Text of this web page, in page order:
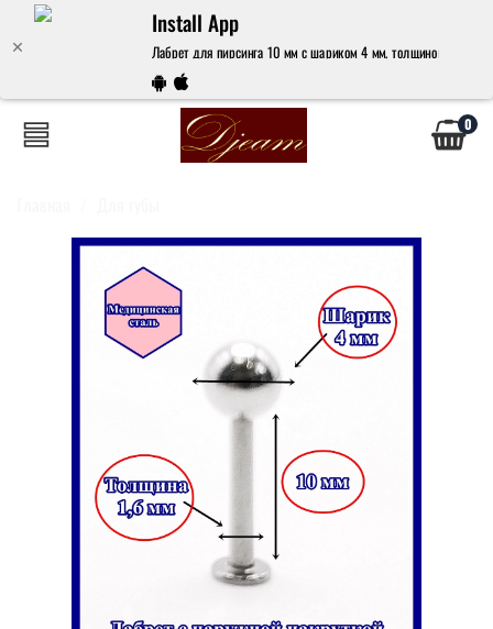
Install App
Лабрет для пирсинга 10 мм с шариком 4 мм, толщиной 1,6
0